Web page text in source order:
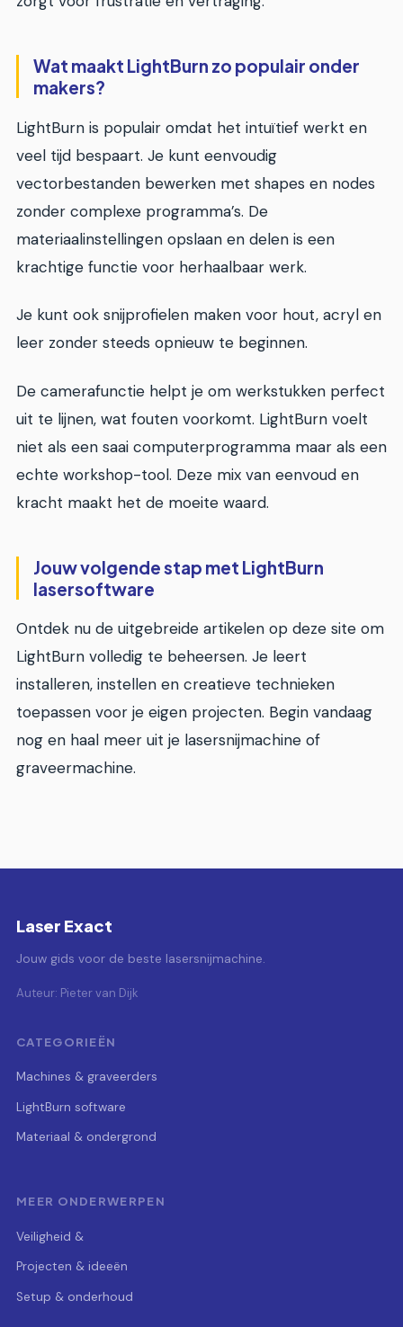
Wat maakt LightBurn zo populair onder
makers?
LightBurn is populair omdat het intuïtief werkt en
veel tijd bespaart. Je kunt eenvoudig
vectorbestanden bewerken met shapes en nodes
zonder complexe programma’s. De
materiaalinstellingen opslaan en delen is een
krachtige functie voor herhaalbaar werk.
Je kunt ook snijprofielen maken voor hout, acryl en
leer zonder steeds opnieuw te beginnen.
De camerafunctie helpt je om werkstukken perfect
uit te lijnen, wat fouten voorkomt. LightBurn voelt
niet als een saai computerprogramma maar als een
echte workshop-tool. Deze mix van eenvoud en
kracht maakt het de moeite waard.
Jouw volgende stap met LightBurn
lasersoftware
Ontdek nu de uitgebreide artikelen op deze site om
LightBurn volledig te beheersen. Je leert
installeren, instellen en creatieve technieken
toepassen voor je eigen projecten. Begin vandaag
nog en haal meer uit je lasersnijmachine of
graveermachine.
Laser Exact
Jouw gids voor de beste lasersnijmachine.
Auteur: Pieter van Dijk
CATEGORIEËN
Machines & graveerders
LightBurn software
Materiaal & ondergrond
MEER ONDERWERPEN
Veiligheid &
Projecten & ideeën
Setup & onderhoud